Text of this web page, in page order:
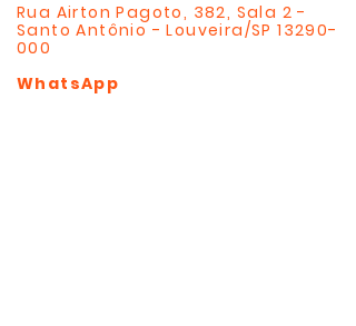
Rua Airton Pagoto, 382, Sala 2 -
Santo Antônio - Louveira/SP13290-
000
WhatsApp